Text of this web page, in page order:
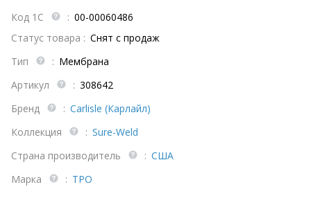
Код 1С : 00-00060486
Статус товара : Снят с продаж
Тип
: Мембрана
Артикул
: 308642
Бренд
: Carlisle (Карлайл)
Коллекция
: Sure-Weld
Страна производитель
: США
Марка
: TPO